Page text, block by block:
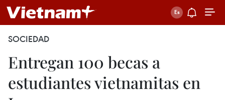
SOCIEDAD
Entregan 100 becas a
estudiantes vietnamitas en